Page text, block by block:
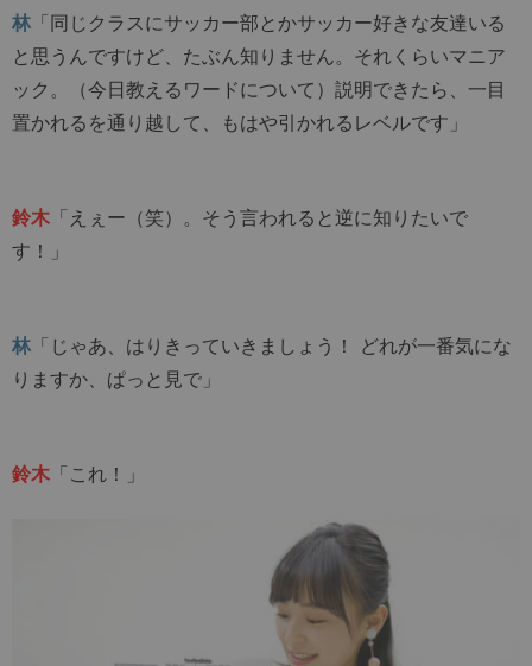
林 「同じクラスにサッカー部とかサッカー好きな友達いる
と思うんですけど、たぶん知りません。それくらいマニア
ック。（今日教えるワードについて）説明できたら、一目
置かれるを通り越して、もはや引かれるレベルです」
鈴木 「えぇー（笑）。そう言われると逆に知りたいで
す！」
林 「じゃあ、はりきっていきましょう！ どれが一番気にな
りますか、ぱっと見で」
鈴木 「これ！」